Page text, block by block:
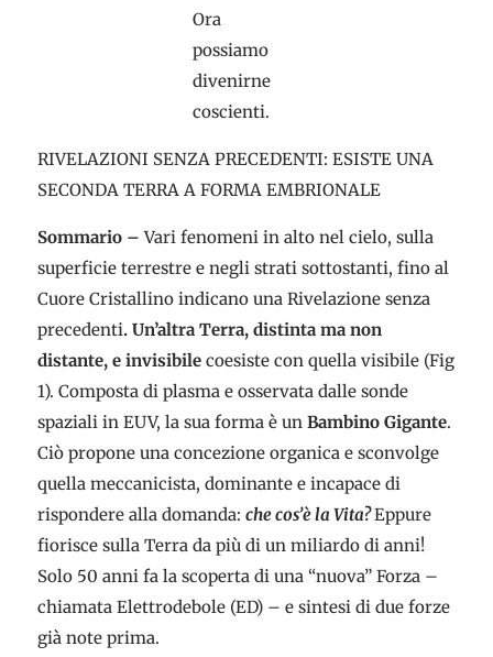
Ora
possiamo
divenirne
coscienti.
RIVELAZIONI SENZA PRECEDENTI: ESISTE UNA
SECONDA TERRA A FORMA EMBRIONALE
Sommario –Vari fenomeni in alto nel cielo, sulla
superficie terrestre e negli strati sottostanti, fino al
Cuore Cristallino indicano una Rivelazione senza
precedenti. Un’altra Terra, distinta ma non
distante, e invisibile coesiste con quella visibile (Fig
1). Composta di plasma e osservata dalle sonde
spaziali in EUV, la sua forma è un Bambino Gigante.
Ciò propone una concezione organica e sconvolge
quella meccanicista, dominante e incapace di
rispondere alla domanda: che cos’è la Vita?Eppure
fiorisce sulla Terra da più di un miliardo di anni!
Solo 50 anni fa la scoperta di una “nuova” Forza –
chiamata Elettrodebole (ED) – e sintesi di due forze
già note prima.